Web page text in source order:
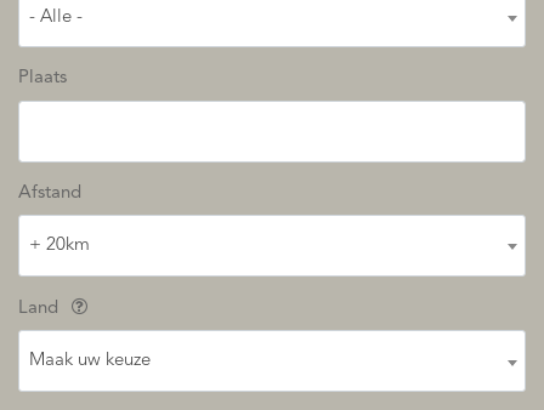
- Alle -
Plaats
Afstand
+ 20km
Land
Maak uw keuze